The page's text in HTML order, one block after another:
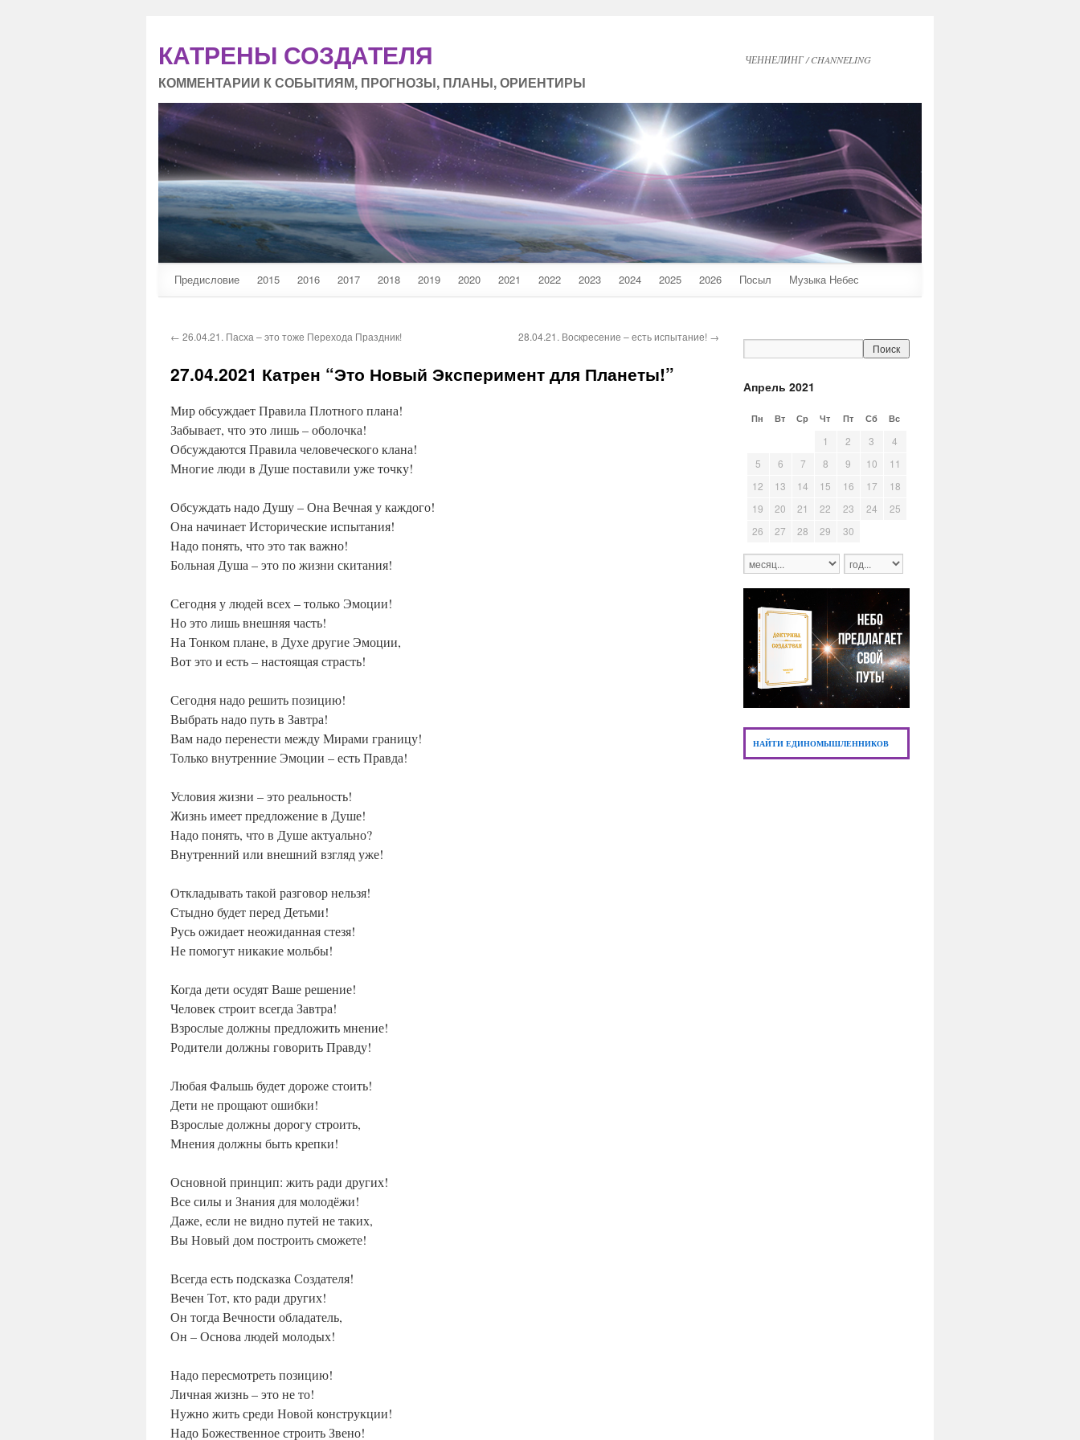
ЧЕННЕЛИНГ / CHANNELING
КАТРЕНЫ СОЗДАТЕЛЯ
КОММЕНТАРИИ К СОБЫТИЯМ, ПРОГНОЗЫ, ПЛАНЫ, ОРИЕНТИРЫ
Предисловие 2015 2016 2017 2018 2019 2020 2021 2022 2023 2024 2025 2026 Посыл Музыка Небес
Апрель 2021
Пн Вт Ср Чт Пт Сб Вс
1 2 3
4
5
6 7 8 9 10
11
12
13 14 15 16 17
18
19
20 21 22 23 24
25
26
27 28 29 30
НАЙТИ ЕДИНОМЫШЛЕННИКОВ
← 26.04.21. Пасха – это тоже Перехода Праздник! 28.04.21. Воскресение – есть испытание! →
27.04.2021 Катрен “Это Новый Эксперимент для Планеты!”
Мир обсуждает Правила Плотного плана!
Забывает, что это лишь – оболочка!
Обсуждаются Правила человеческого клана!
Многие люди в Душе поставили уже точку!
Обсуждать надо Душу – Она Вечная у каждого!
Она начинает Исторические испытания!
Надо понять, что это так важно!
Больная Душа – это по жизни скитания!
Сегодня у людей всех – только Эмоции!
Но это лишь внешняя часть!
На Тонком плане, в Духе другие Эмоции,
Вот это и есть – настоящая страсть!
Сегодня надо решить позицию!
Выбрать надо путь в Завтра!
Вам надо перенести между Мирами границу!
Только внутренние Эмоции – есть Правда!
Условия жизни – это реальность!
Жизнь имеет предложение в Душе!
Надо понять, что в Душе актуально?
Внутренний или внешний взгляд уже!
Откладывать такой разговор нельзя!
Стыдно будет перед Детьми!
Русь ожидает неожиданная стезя!
Не помогут никакие мольбы!
Когда дети осудят Ваше решение!
Человек строит всегда Завтра!
Взрослые должны предложить мнение!
Родители должны говорить Правду!
Любая Фальшь будет дороже стоить!
Дети не прощают ошибки!
Взрослые должны дорогу строить,
Мнения должны быть крепки!
Основной принцип: жить ради других!
Все силы и Знания для молодёжи!
Даже, если не видно путей не таких,
Вы Новый дом построить сможете!
Всегда есть подсказка Создателя!
Вечен Тот, кто ради других!
Он тогда Вечности обладатель,
Он – Основа людей молодых!
Надо пересмотреть позицию!
Личная жизнь – это не то!
Нужно жить среди Новой конструкции!
Надо Божественное строить Звено!